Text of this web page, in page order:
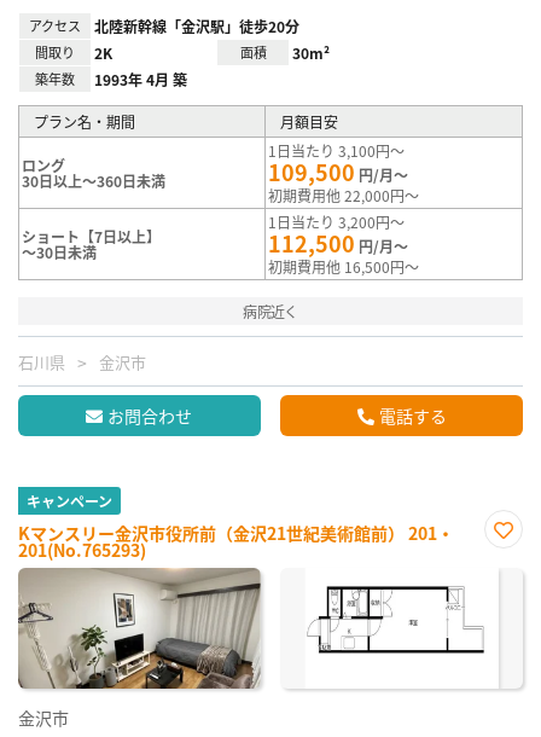
アクセス 北陸新幹線「金沢駅」徒歩20分
間取り 2K 面積 30m²
築年数 1993年 4月 築
プラン名・期間 月額目安
ロング
30日以上～360日未満
1日当たり 3,100円～
109,500 円/月～
初期費用他 22,000円～
ショート【7日以上】
～30日未満
1日当たり 3,200円～
112,500 円/月～
初期費用他 16,500円～
病院近く
石川県 金沢市
お問合わせ 電話する
キャンペーン
Kマンスリー金沢市役所前（金沢21世紀美術館前） 201・
201(No.765293)
に入
金沢市